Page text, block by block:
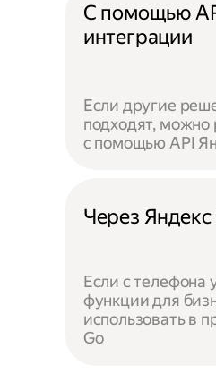
С помощью
интеграции
Если другие
подходят, можно
с помощью API
Через Яндекс
Если с телефона
функции для
использовать в
Go